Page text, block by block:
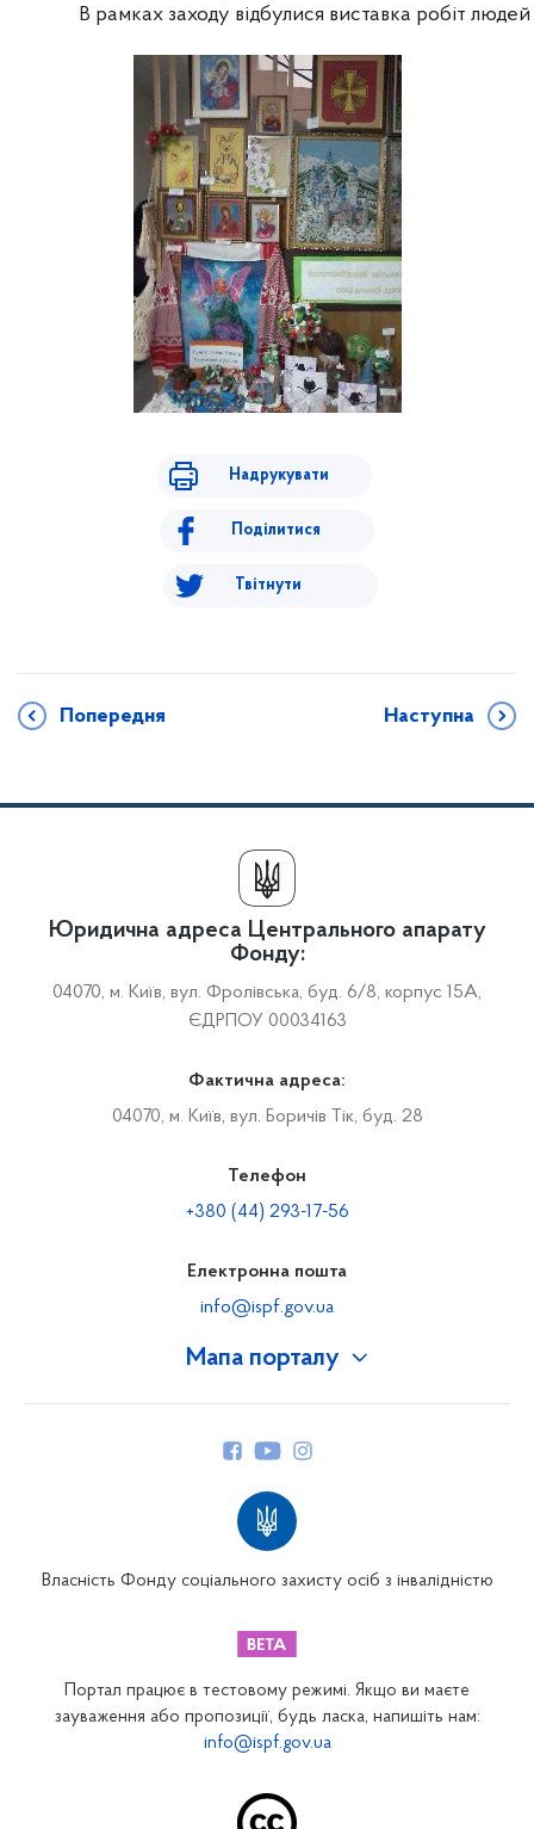
В рамках заходу відбулися виставка робіт
Надрукувати
Поділитися
Твітнути
Попередня Наступна
Мапа порталу
Закарпатське відділення
Запорізьке відділення
Юридична адреса Центрального апарату
Фонду:
04070, м. Київ, вул. Фролівська, буд. 6/8, корпус 15А,
ЄДРПОУ 00034163
Фактична адреса:
04070, м. Київ, вул. Боричів Тік, буд. 28
Телефон
+380 (44) 293-17-56
Електронна пошта
info@ispf.gov.ua
Власність Фонду соціального захисту осіб з інвалідністю
Портал працює в тестовому режимі. Якщо ви маєте
зауваження або пропозиції, будь ласка, напишіть нам:
info@ispf.gov.ua